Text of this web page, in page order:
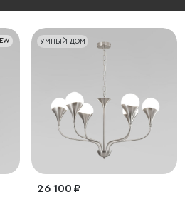
УМНЫЙ ДОМ
26 100 ₽